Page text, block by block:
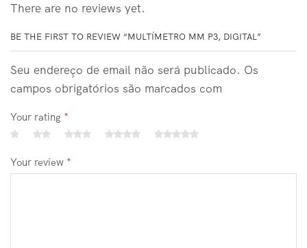
There are no reviews yet.
BE THE FIRST TO REVIEW “MULTÍMETRO MM P3, DIGITAL”
Seu endereço de email não será publicado. Os
campos obrigatórios são marcados com
Your rating *
Your review *